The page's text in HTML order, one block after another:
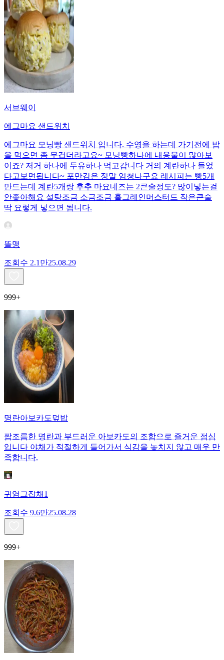
서브웨이
에그마요 샌드위치
에그마요 모닝빵 샌드위치 입니다. 수영을 하는데 가기전에 밥
을 먹으면 좀 무겁더라고요~ 모닝빵하나에 내용물이 많아보
이죠? 저거 하나에 두유하나 먹고갑니다 거의 계란하나 들었
다고보면됩니다~ 포만감은 정말 엄청나구요 레시피는 빵5개
만드는데 계란5개랑 후추 마요네즈는 2큰술정도? 많이넣는걸
안좋아해요 설탕조금 소금조금 홀그레인머스터드 작은큰술
딱 요렇게 넣으면 됩니다.
똘맹
조회수 2.1만25.08.29
999+
명란아보카도덮밥
짭조름한 명란과 부드러운 아보카도의 조합으로 즐거운 점심
입니다 야채가 적절하게 들어가서 식감을 놓치지 않고 매우 만
족합니다.
귀염그잡채1
조회수 9.6만25.08.28
999+